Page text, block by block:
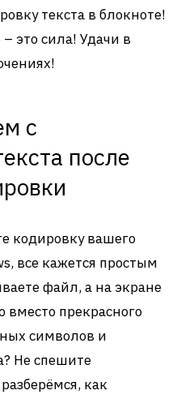
текста в блокноте!
это сила! Удачи в
с
после
кодировку вашего
все кажется простым
файл, а на экране
вместо прекрасного
символов и
Не спешите
как